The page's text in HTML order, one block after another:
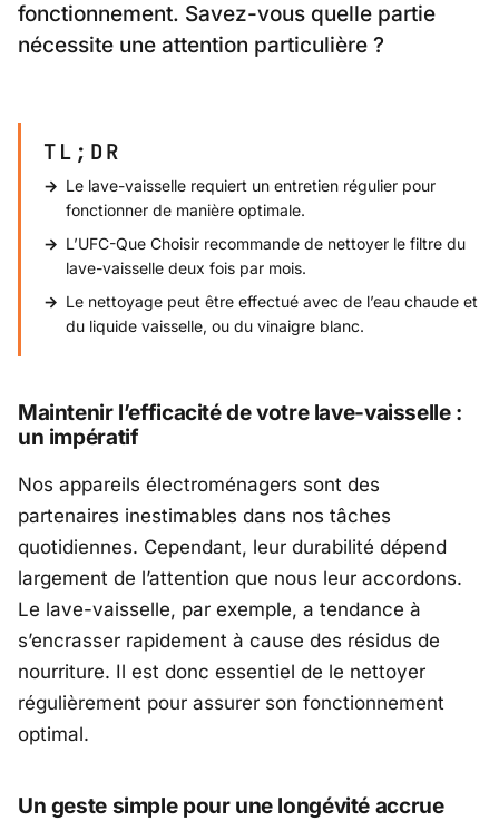
fonctionnement. Savez-vous quelle partie
nécessite une attention particulière ?
TL;DR
Le lave-vaisselle requiert un entretien régulier pour
fonctionner de manière optimale.
L’UFC-Que Choisir recommande de nettoyer le filtre du
lave-vaisselle deux fois par mois.
Le nettoyage peut être effectué avec de l’eau chaude et
du liquide vaisselle, ou du vinaigre blanc.
Maintenir l’efficacité de votre lave-vaisselle :
un impératif
Nos appareils électroménagers sont des
partenaires inestimables dans nos tâches
quotidiennes. Cependant, leur durabilité dépend
largement de l’attention que nous leur accordons.
Le lave-vaisselle, par exemple, a tendance à
s’encrasser rapidement à cause des résidus de
nourriture. Il est donc essentiel de le nettoyer
régulièrement pour assurer son fonctionnement
optimal.
Un geste simple pour une longévité accrue